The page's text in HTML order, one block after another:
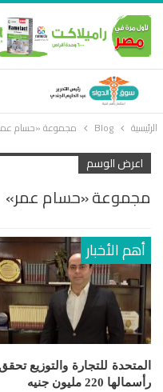
الرئيسية Blog مجموعة «حسام
اعرض الوسم
مجموعة «حسام عمر»
أهم الأخبار
رأسمالها 220 مليون جنيه